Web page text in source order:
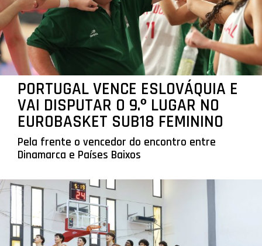
PORTUGAL VENCE ESLOVÁQUIA E
VAI DISPUTAR O 9.º LUGAR NO
EUROBASKET SUB18 FEMININO
Pela frente o vencedor do encontro entre
Dinamarca e Países Baixos